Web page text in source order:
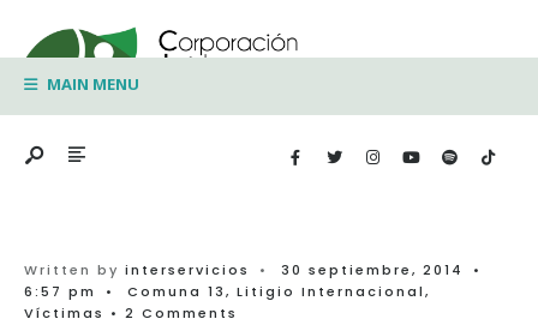
to
contentMAIN MENU
Written by interservicios • 30 septiembre, 2014
•
6:57 pm
• Comuna 13, Litigio Internacional,
Víctimas • 2 Comments
for: